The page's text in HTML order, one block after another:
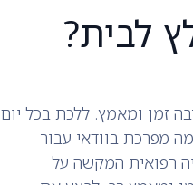
לבית?
זמן ומאמץ. ללכת בכל יום
מפרכת בוודאי עבור
רפואית המקשה על